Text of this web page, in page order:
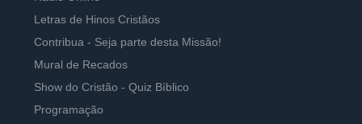
Letras de Hinos Cristãos
Contribua - Seja parte desta Missão!
Mural de Recados
Show do Cristão - Quiz Bíblico
Programação